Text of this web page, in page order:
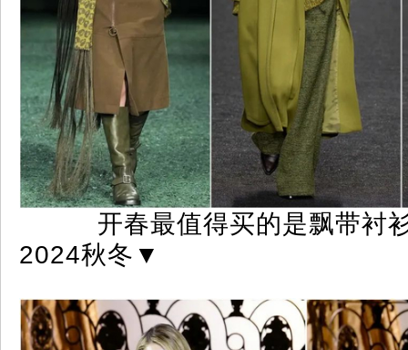
开春最值得买的是飘带衬
2024秋冬 ▼